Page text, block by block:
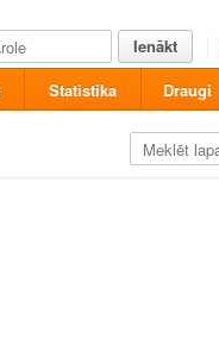
Ienākt
Statistika Draugi